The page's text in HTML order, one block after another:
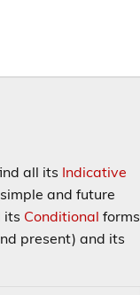
all its Indicative
and future
its Conditional forms
present) and its